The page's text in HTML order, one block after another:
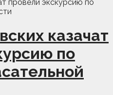
казачат
по